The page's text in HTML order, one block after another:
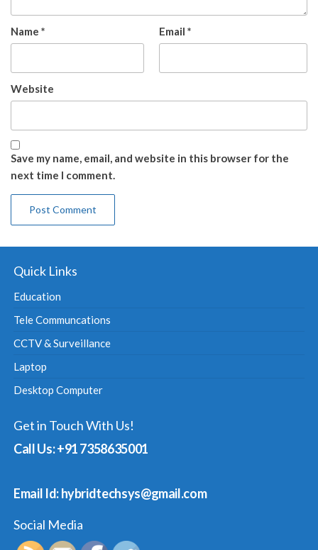
Name * Email *
Website
Save my name, email, and website in this browser for the
next time I comment.
Quick Links
Education
Tele Communcations
CCTV & Surveillance
Laptop
Desktop Computer
Get in Touch With Us!
Call Us: +91 7358635001
Email Id: hybridtechsys@gmail.com
Social Media